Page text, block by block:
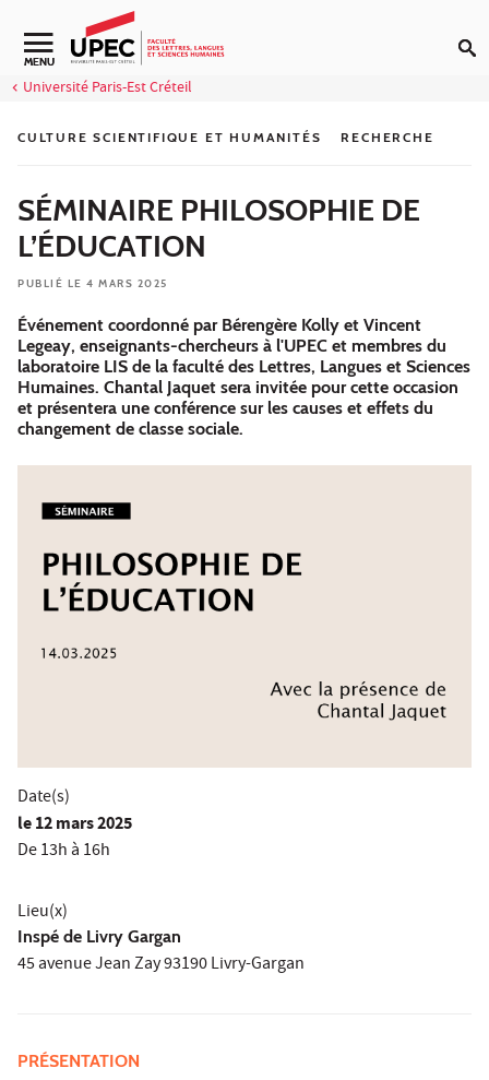
Aller au contenu
Navigation secondaire
MENU
Université Paris-Est Créteil
CULTURE SCIENTIFIQUE ET HUMANITÉS RECHERCHE
SÉMINAIRE PHILOSOPHIE DE
L’ÉDUCATION
PUBLIÉ LE 4 MARS 2025
Événement coordonné par Bérengère Kolly et Vincent
Legeay, enseignants-chercheurs à l'UPEC et membres du
laboratoire LIS de la faculté des Lettres, Langues et Sciences
Humaines. Chantal Jaquet sera invitée pour cette occasion
et présentera une conférence sur les causes et effets du
changement de classe sociale.
Date(s)
le12 mars 2025
De 13h à 16h
Lieu(x)
Inspé de Livry Gargan
45 avenue Jean Zay 93190 Livry-Gargan
PRÉSENTATION